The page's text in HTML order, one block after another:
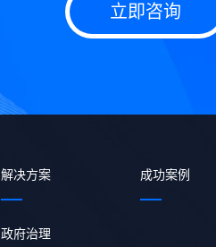
立即咨询
解决方案
政府治理
成功案例